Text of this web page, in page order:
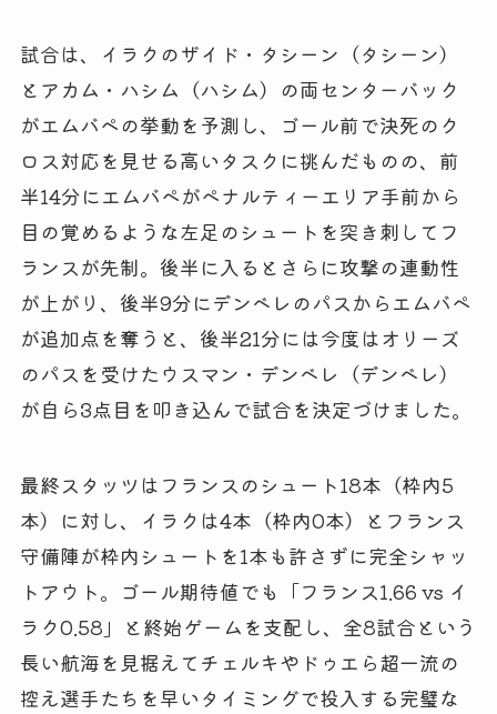
試合は、イラクのザイド・タシーン（タシーン）
とアカム・ハシム（ハシム）の両センターバック
がエムバペの挙動を予測し、ゴール前で決死のク
ロス対応を見せる高いタスクに挑んだものの、前
半14分にエムバペがペナルティーエリア手前から
目の覚めるような左足のシュートを突き刺してフ
ランスが先制。後半に入るとさらに攻撃の連動性
が上がり、後半9分にデンベレのパスからエムバペ
が追加点を奪うと、後半21分には今度はオリーズ
のパスを受けたウスマン・デンベレ（デンベレ）
が自ら3点目を叩き込んで試合を決定づけました。
最終スタッツはフランスのシュート18本（枠内5
本）に対し、イラクは4本（枠内0本）とフランス
守備陣が枠内シュートを1本も許さずに完全シャッ
トアウト。ゴール期待値でも「フランス1.66 vs イ
ラク0.58」と終始ゲームを支配し、全8試合という
長い航海を見据えてチェルキやドゥエら超一流の
控え選手たちを早いタイミングで投入する完璧な